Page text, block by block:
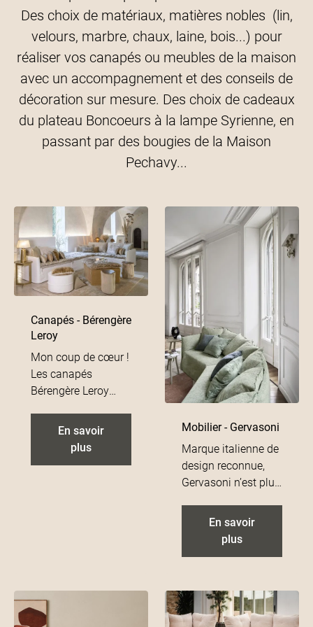
Des choix de matériaux, matières nobles (lin,
velours, marbre, chaux, laine, bois...) pour
réaliser vos canapés ou meubles de la maison
avec un accompagnement et des conseils de
décoration sur mesure. Des choix de cadeaux
du plateau Boncoeurs à la lampe Syrienne, en
passant par des bougies de la Maison
Pechavy...
Canapés - Bérengère
Leroy
Mon coup de cœur !
Les canapés
Bérengère Leroy
Réalisez le canapé
qui vous ressemble
convertible, vous
avez la totale liberté
En savoir
plus
Mobilier - Gervasoni
Marque italienne de
design reconnue,
Gervasoni n’est plus
Retrouvez en
boutique une
sélection de pièces
suspension Brass
ou encore le canapé
En savoir
plus